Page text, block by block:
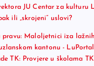
JU Centar za kulturu
ili „skrojeni“ uslovi?
pravu: Maloljetnici iza
kantonu - LuPortal
TK: Provjere u školama